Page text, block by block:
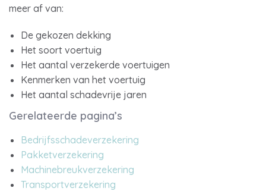
meer af van:
De gekozen dekking
Het soort voertuig
Het aantal verzekerde voertuigen
Kenmerken van het voertuig
Het aantal schadevrije jaren
Gerelateerde pagina’s
Bedrijfsschadeverzekering
Pakketverzekering
Machinebreukverzekering
Transportverzekering